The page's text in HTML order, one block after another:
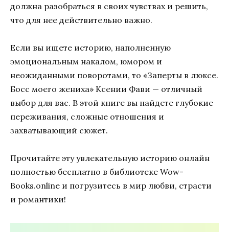
должна разобраться в своих чувствах и решить,
что для нее действительно важно.
Если вы ищете историю, наполненную
эмоциональным накалом, юмором и
неожиданными поворотами, то «Заперты в люксе.
Босс моего жениха» Ксении Фави — отличный
выбор для вас. В этой книге вы найдете глубокие
переживания, сложные отношения и
захватывающий сюжет.
Прочитайте эту увлекательную историю онлайн
полностью бесплатно в библиотеке Wow-
Books.online и погрузитесь в мир любви, страсти
и романтики!